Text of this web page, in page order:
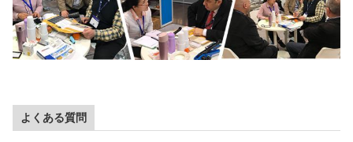
よくある質問